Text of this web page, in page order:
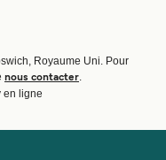
Royaume Uni. Pour
nous contacter.
en ligne